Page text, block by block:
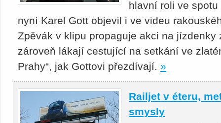
hlavní roli ve
nyní Karel Gott objevil i ve videu
Zpěvák v klipu propaguje akci na jízdenky
zároveň lákají cestující na setkání ve
Prahy“, jak Gottovi přezdívají. »
Railjet v éteru,
smysly